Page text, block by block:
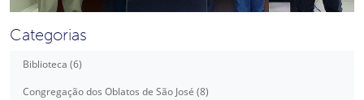
Categorias
Biblioteca (6)
Congregação dos Oblatos de São José (8)